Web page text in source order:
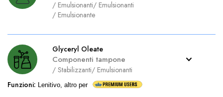
/ Emulsionanti/ Emulsionanti
/ Emulsionante
Glyceryl Oleate
Componenti tampone
/ Stabilizzanti/ Emulsionanti
Funzioni: Lenitivo, altro per